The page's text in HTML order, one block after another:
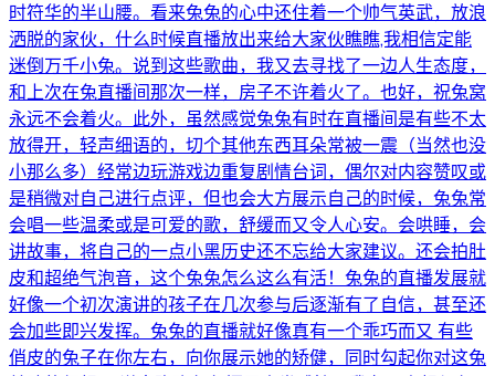
时符华的半山腰。看来兔兔的心中还住着一个帅气英武，放浪
洒脱的家伙，什么时候直播放出来给大家伙瞧瞧,我相信定能
迷倒万千小兔。说到这些歌曲，我又去寻找了一边人生态度，
和上次在兔直播间那次一样，房子不许着火了。也好，祝兔窝
永远不会着火。此外，虽然感觉兔兔有时在直播间是有些不太
放得开，轻声细语的，切个其他东西耳朵常被一震（当然也没
小那么多）经常边玩游戏边重复剧情台词，偶尔对内容赞叹或
是稍微对自己进行点评，但也会大方展示自己的时候，兔兔常
会唱一些温柔或是可爱的歌，舒缓而又令人心安。会哄睡，会
讲故事，将自己的一点小黑历史还不忘给大家建议。还会拍肚
皮和超绝气泡音，这个兔兔怎么这么有活！兔兔的直播发展就
好像一个初次演讲的孩子在几次参与后逐渐有了自信，甚至还
会加些即兴发挥。兔兔的直播就好像真有一个乖巧而又 有些
俏皮的兔子在你左右，向你展示她的矫健，同时勾起你对这兔